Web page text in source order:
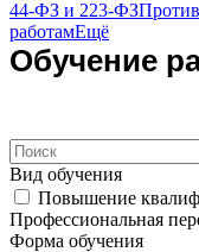
44-ФЗ и 223-ФЗ
работамЕщё
Обучение
Вид обучения
Повышение
Профессиональная
Форма обучения